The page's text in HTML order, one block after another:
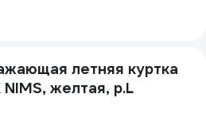
летняя куртка
NIMS, желтая, р.L